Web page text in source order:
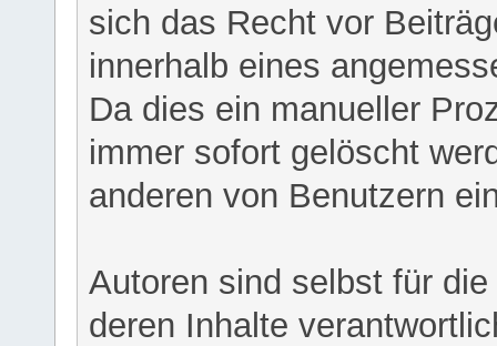
sich das Recht vor
innerhalb eines
Da dies ein manueller
immer sofort gelöscht
anderen von Benutzern
Autoren sind selbst für
deren Inhalte